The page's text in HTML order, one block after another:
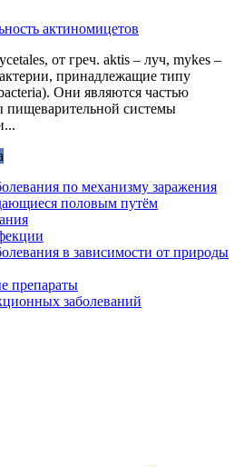
актиномицетов
от греч. aktis – луч, mykes –
принадлежащие типу
Они являются частью
системы
по механизму заражения
половым путём
в зависимости от природы
препараты
заболеваний